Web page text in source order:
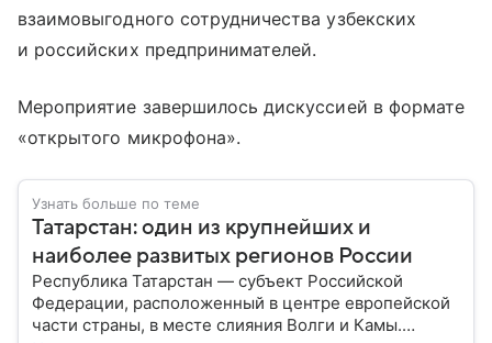
взаимовыгодного сотрудничества узбекских
и российских предпринимателей.
Мероприятие завершилось дискуссией в формате
«открытого микрофона».
Узнать больше по теме
Татарстан: один из крупнейших и
наиболее развитых регионов России
Республика Татарстан — субъект Российской
Федерации, расположенный в центре европейской
части страны, в месте слияния Волги и Камы.